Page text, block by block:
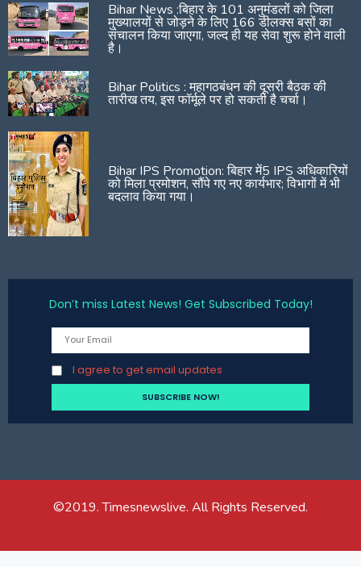
Bihar News :बिहार के 101 अनुमंडलों को जिला
मुख्यालयों से जोड़ने के लिए 166 डीलक्स बसों का
संचालन किया जाएगा, जल्द ही यह सेवा शुरू होने वाली
है।
Bihar Politics : महागठबंधन की दूसरी बैठक की
तारीख तय, इस फॉर्मूले पर हो सकती है चर्चा।
Bihar IPS Promotion: बिहार में5 IPS अधिकारियों
को मिला प्रमोशन, सौंपे गए नए कार्यभार; विभागों में भी
बदलाव किया गया।
Don’t miss Latest News! Get Subscribed Today!
I agree to get email updates
©2019. Timesnewslive. All Rights Reserved.